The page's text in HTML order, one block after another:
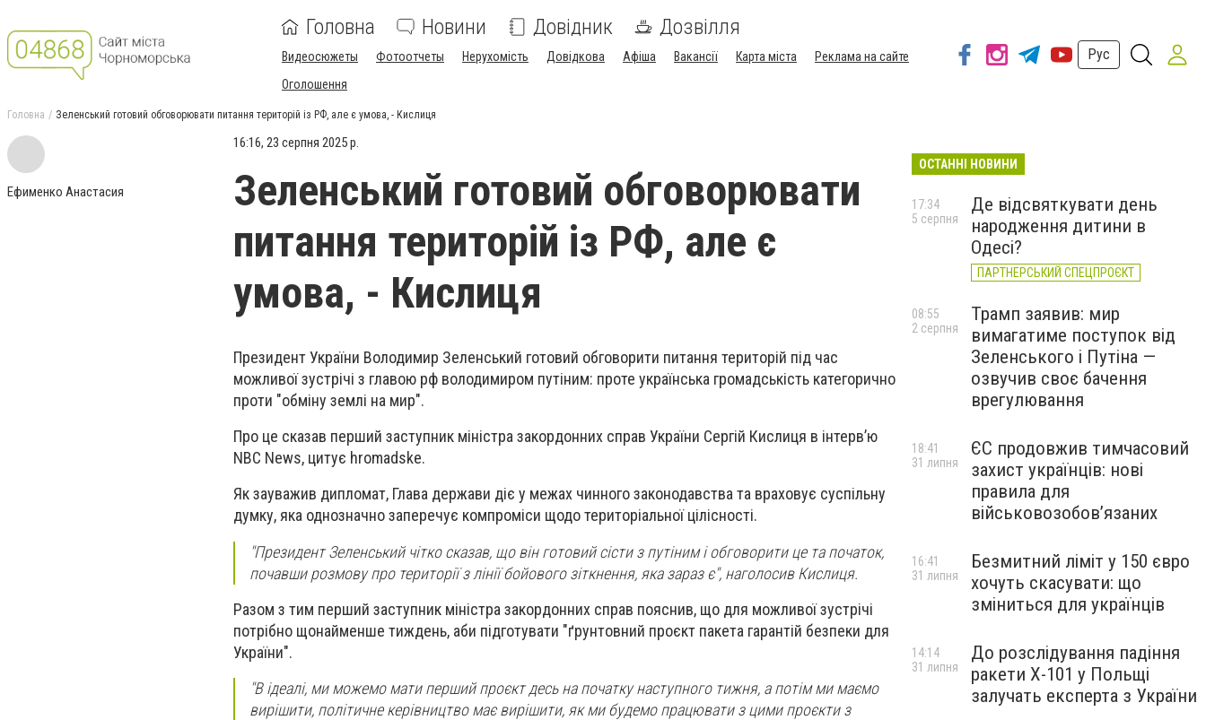
Головна Новини Довідник Дозвілля
Видеосюжеты Фотоотчеты Нерухомість Довідкова Афіша Вакансії Карта міста
Реклама на сайте
Оголошення
Рус
Головна Зеленський готовий обговорювати питання територій із РФ, але є умова, - Кислиця
Ефименко Анастасия
16:16, 23 серпня 2025 р.
Зеленський готовий обговорювати
питання територій із РФ, але є
умова, - Кислиця
Президент України Володимир Зеленський готовий обговорити питання територій під час
можливої зустрічі з главою рф володимиром путіним: проте українська громадськість категорично
проти "обміну землі на мир".
Про це сказав перший заступник міністра закордонних справ України Сергій Кислиця в інтервʼю
NBC News, цитує hromadske.
Як зауважив дипломат, Глава держави діє у межах чинного законодавства та враховує суспільну
думку, яка однозначно заперечує компроміси щодо територіальної цілісності.
"Президент Зеленський чітко сказав, що він готовий сісти з путіним і обговорити це та початок,
почавши розмову про території з лінії бойового зіткнення, яка зараз є", наголосив Кислиця.
Разом з тим перший заступник міністра закордонних справ пояснив, що для можливої зустрічі
потрібно щонайменше тиждень, аби підготувати "ґрунтовний проєкт пакета гарантій безпеки для
України".
"В ідеалі, ми можемо мати перший проєкт десь на початку наступного тижня, а потім ми маємо
вирішити, політичне керівництво має вирішити, як ми будемо працювати з цими проєкти з
ОСТАННІ НОВИНИ
Де відсвяткувати день
народження дитини в
Одесі?
ПАРТНЕРСЬКИЙ СПЕЦПРОЄКТ
17:34
5 серпня
Трамп заявив: мир
вимагатиме поступок від
Зеленського і Путіна —
озвучив своє бачення
врегулювання
08:55
2 серпня
ЄС продовжив тимчасовий
захист українців: нові
правила для
військовозобов’язаних
18:41
31 липня
Безмитний ліміт у 150 євро
хочуть скасувати: що
зміниться для українців
16:41
31 липня
До розслідування падіння
ракети Х-101 у Польщі
залучать експерта з України
14:14
31 липня